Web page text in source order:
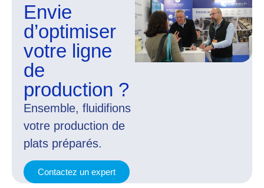
Envie
d’optimiser
votre ligne
de
production ?
Ensemble, fluidifions
votre production de
plats préparés.
Contactez un expert